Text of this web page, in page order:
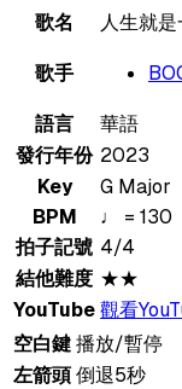
歌名
人生就
歌手
語言
華語
發行年份 2023
Key
G Major
BPM
♩ = 130
拍子記號 4/4
結他難度 ★★
YouTube觀看
空白鍵播放/暫停
左箭頭倒退5秒